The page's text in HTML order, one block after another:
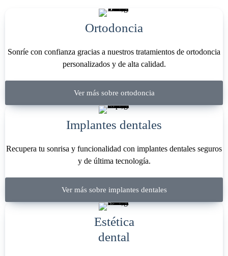
Ortodoncia
Sonríe con confianza gracias a nuestros tratamientos de ortodoncia
personalizados y de alta calidad.
Ver más sobre ortodoncia
Implantes dentales
Recupera tu sonrisa y funcionalidad con implantes dentales seguros
y de última tecnología.
Ver más sobre implantes dentales
Estética
dental